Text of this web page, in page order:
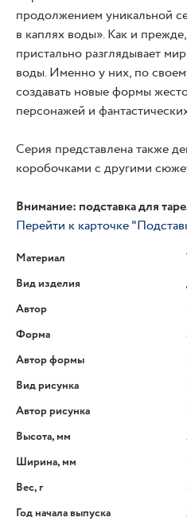
продолжением уникальной
в каплях воды». Как и
пристально разглядывает
воды. Именно у них, по
создавать новые формы
персонажей и
Серия представлена также
коробочками с другими
Внимание: подставка для
Перейти к карточке
Материал
Вид изделия
Автор
Форма
Автор формы
Вид рисунка
Автор рисунка
Высота, мм
Ширина, мм
Вес, г
Год начала выпуска